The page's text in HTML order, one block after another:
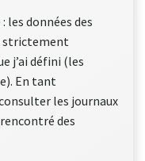
les données des
strictement
j’ai défini (les
En tant
les journaux
des